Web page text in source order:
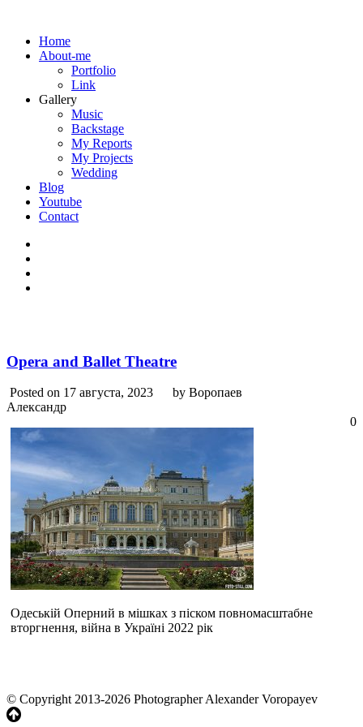
Home
About-me
Portfolio
Link
Gallery
Music
Backstage
My Reports
My Projects
Wedding
Blog
Youtube
Contact
Opera and Ballet Theatre
Posted on 17 августа, 2023
by Воропаев
Александр
0
Одеській Оперний в мішках з піском повномасштабне
вторгнення, війна в Україні 2022 рік
© Copyright 2013-2026 Photographer Alexander Voropayev